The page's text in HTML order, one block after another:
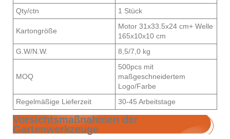
Qty/ctn
1 Stück
Kartongröße
Motor 31x33.5x24 cm+ Welle
165x10x10 cm
G.W/N.W.
8,5/7,0 kg
MOQ
500pcs mit
maßgeschneidertem
Logo/Farbe
Regelmäßige Lieferzeit
30-45 Arbeitstage
Vorsichtsmaßnahmen der
Gartenwerkzeuge